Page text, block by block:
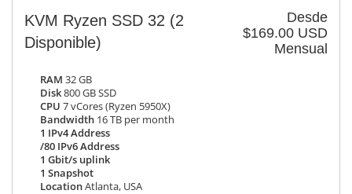
Desde
$169.00 USD
Mensual
KVM Ryzen SSD 32 (2
Disponible)
RAM 32 GB
Disk800 GB SSD
CPU 7 vCores (Ryzen 5950X)
Bandwidth 16 TB per month
1 IPv4 Address
/80 IPv6 Address
1 Gbit/s uplink
1 Snapshot
LocationAtlanta, USA